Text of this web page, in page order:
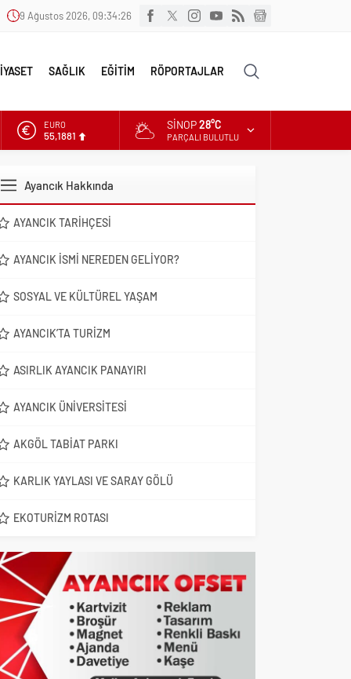
9 Ağustos 2026, 09:34:28
SAĞLIK EĞİTİM RÖPORTAJLAR
ALTIN
6.660,55
EURO
SINOP28°C
PARÇALI BULUTLU
Ayancık Hakkında
AYANCIK TARIHÇESI
AYANCIK İSMI NEREDEN GELIYOR?
SOSYAL VE KÜLTÜREL YAŞAM
AYANCIK’TA TURIZM
ASIRLIK AYANCIK PANAYIRI
AYANCIK ÜNIVERSITESI
AKGÖL TABIAT PARKI
KARLIK YAYLASI VE SARAY GÖLÜ
EKOTURIZM ROTASI